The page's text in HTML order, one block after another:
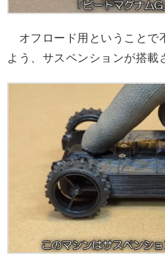
オフロード用ということで
よう、サスペンションが搭載